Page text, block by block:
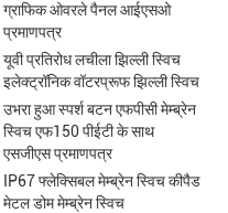
ग्राफिक ओवरले पैनल आईएसओ
प्रमाणपत्र
यूवी प्रतिरोध लचीला झिल्ली स्विच
इलेक्ट्रॉनिक वॉटरप्रूफ झिल्ली स्विच
उभरा हुआ स्पर्श बटन एफपीसी मेम्ब्रेन
स्विच एफ150 पीईटी के साथ
एसजीएस प्रमाणपत्र
IP67 फ्लेक्सिबल मेम्ब्रेन स्विच कीपैड
मेटल डोम मेम्ब्रेन स्विच